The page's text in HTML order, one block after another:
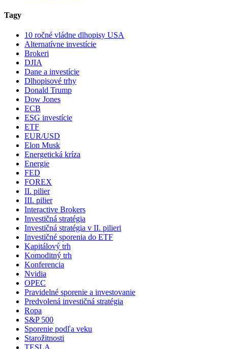
Tagy
10 ročné vládne dlhopisy USA
Alternatívne investície
Brokeri
DJIA
Dane a investície
Dlhopisové trhy
Donald Trump
Dow Jones
ECB
ESG investície
ETF
EUR/USD
Elon Musk
Energetická kríza
Energie
FED
FOREX
II. pilier
III. pilier
Interactive Brokers
Investičná stratégia
Investičná stratégia v II. pilieri
Investičné sporenia do ETF
Kapitálový trh
Komoditný trh
Konferencia
Nvidia
OPEC
Pravidelné sporenie a investovanie
Predvolená investičná stratégia
Ropa
S&P 500
Sporenie podľa veku
Starožitnosti
TESLA